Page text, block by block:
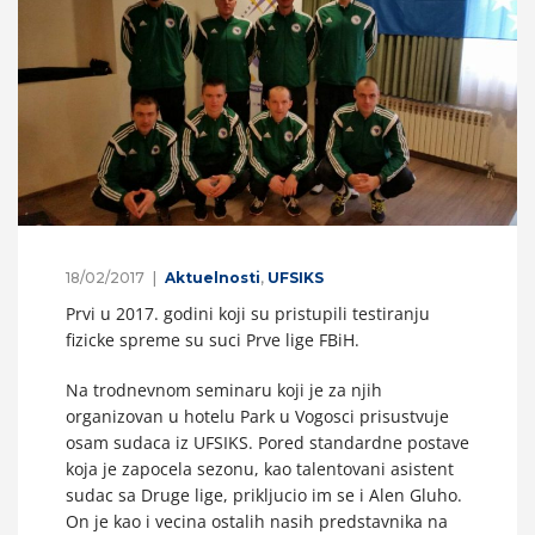
18/02/2017 Aktuelnosti, UFSIKS
Prvi u 2017. godini koji su pristupili testiranju
fizicke spreme su suci Prve lige FBiH.
Na trodnevnom seminaru koji je za njih
organizovan u hotelu Park u Vogosci prisustvuje
osam sudaca iz UFSIKS. Pored standardne postave
koja je zapocela sezonu, kao talentovani asistent
sudac sa Druge lige, prikljucio im se i Alen Gluho.
On je kao i vecina ostalih nasih predstavnika na